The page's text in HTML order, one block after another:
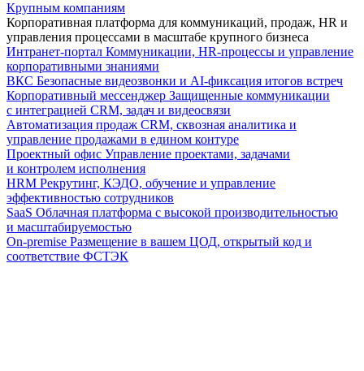
Крупным компаниям
Корпоративная платформа для коммуникаций, продаж, HR и
управления процессами в масштабе крупного бизнеса
Интранет-портал Коммуникации, HR-процессы и управление
корпоративными знаниями
ВКС Безопасные видеозвонки и AI-фиксация итогов встреч
Корпоративный мессенджер Защищенные коммуникации
с интеграцией CRM, задач и видеосвязи
Автоматизация продаж CRM, сквозная аналитика и
управление продажами в едином контуре
Проектный офис Управление проектами, задачами
и контролем исполнения
HRM Рекрутинг, КЭДО, обучение и управление
эффективностью сотрудников
SaaS Облачная платформа с высокой производительностью
и масштабируемостью
On-premise Размещение в вашем ЦОД, открытый код и
соответствие ФСТЭК